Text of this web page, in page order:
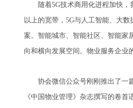
随着5G技术商用化进程加快，我
以上的宽带，5G与人工智能、大
案。智能城市、智能社区、智能家
向和横向发展空间。物业服务企业
协会微信公众号刚刚推出了一篇
《中国物业管理》杂志撰写的卷